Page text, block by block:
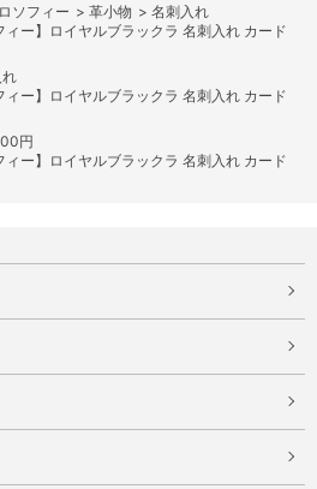
ソフィー > 革小物 > 名刺入れ
ィー】ロイヤルブラックラ 名刺入れ カード
ィー】ロイヤルブラックラ 名刺入れ カード
円
ィー】ロイヤルブラックラ 名刺入れ カード